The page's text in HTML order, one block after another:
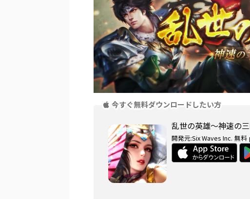
今すぐ無料ダウンロードしたい方
乱世の英雄〜神速の
開発元:Six Waves Inc. 無料